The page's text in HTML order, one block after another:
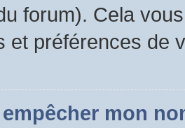
forum). Cela
et préférences de
mon